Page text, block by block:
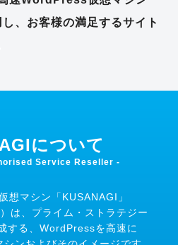
、お客様の満足するサイト
について
Service Reseller -
想マシン「KUSANAGI」
は、 プライム・ストラテジー
する、 WordPressを高速に